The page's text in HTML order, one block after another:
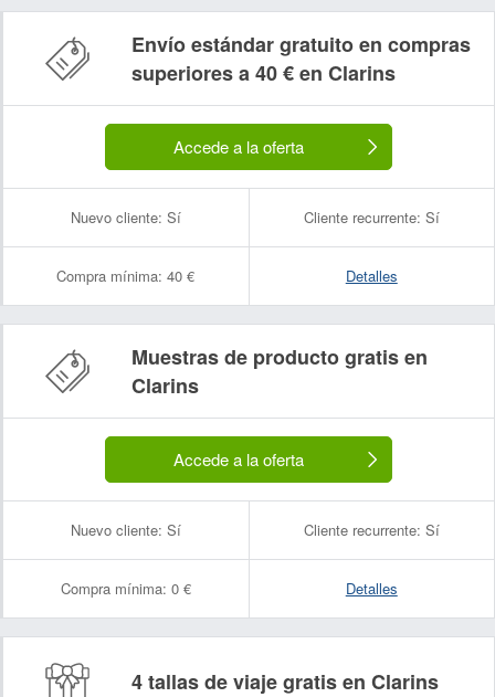
Envío estándar gratuito en compras
superiores a 40 € en Clarins
Accede a la oferta
Nuevo cliente: Sí Cliente recurrente: Sí
Compra mínima: 40 € Detalles
Muestras de producto gratis en
Clarins
Accede a la oferta
Nuevo cliente: Sí Cliente recurrente: Sí
Compra mínima: 0 € Detalles
4 tallas de viaje gratis en Clarins